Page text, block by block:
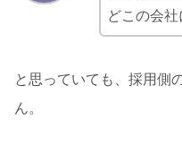
どこの会社
と思っていても、採用側
ん。